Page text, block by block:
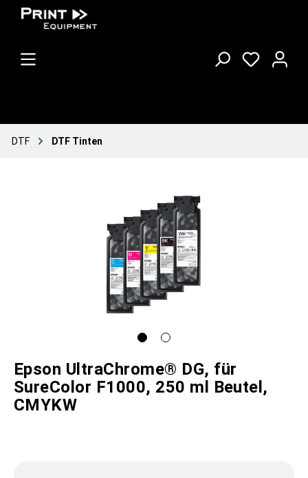
DTF DTF Tinten
Epson UltraChrome® DG, für
SureColor F1000, 250 ml Beutel,
CMYKW